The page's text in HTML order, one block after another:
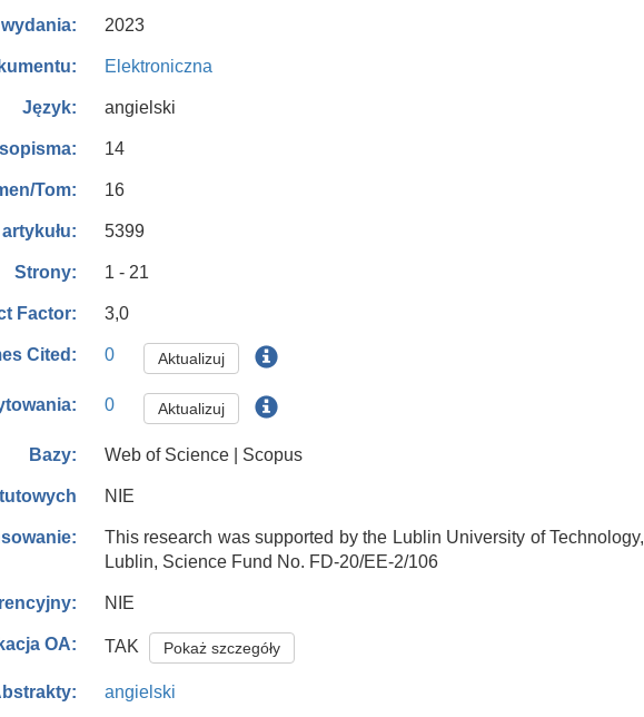
2023
Elektroniczna
Język: angielski
14
Tom: 16
5399
Strony: 1 - 21
Factor: 3,0
Cited: 0 Aktualizuj
0 Aktualizuj
Bazy: Web of Science | Scopus
NIE
This research was supported by the Lublin University of Technology,
Lublin, Science Fund No. FD-20/EE-2/106
NIE
OA: TAK Pokaż szczegóły
angielski